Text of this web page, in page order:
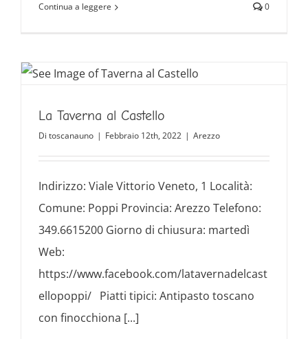
Continua a leggere 0
La Taverna al Castello
Di toscanauno | Febbraio 12th, 2022 | Arezzo
Indirizzo: Viale Vittorio Veneto, 1 Località:
Comune: Poppi Provincia: Arezzo Telefono:
349.6615200 Giorno di chiusura: martedì
Web:
https://www.facebook.com/latavernadelcast
ellopoppi/ Piatti tipici: Antipasto toscano
con finocchiona [...]